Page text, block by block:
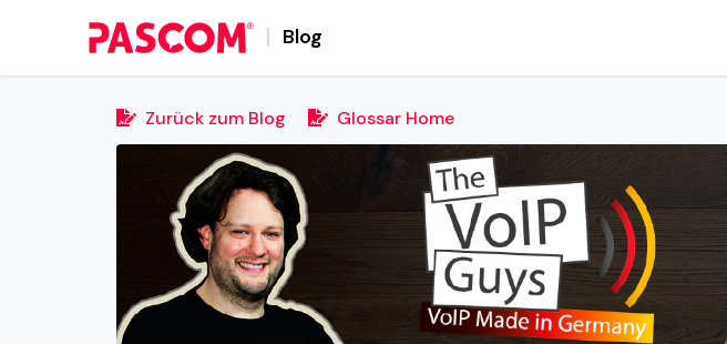
Blog
Zurück zum Blog Glossar Home